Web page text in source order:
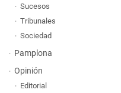
Sucesos
Tribunales
Sociedad
Pamplona
Opinión
Editorial